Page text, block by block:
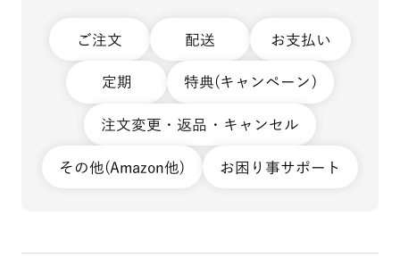
ご注文 配送 お支払い
定期 特典(キャンペーン)
注文変更・返品・キャンセル
その他(Amazon他) お困り事サポート